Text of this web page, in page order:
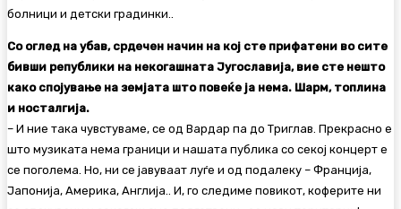
болници и детски градинки..
Со оглед на убав, срдечен начин на кој сте прифатени во сите
бивши републики на некогашната Југославија, вие сте нешто
како спојување на земјата што повеќе ја нема. Шарм, топлина
и носталгија.
– И ние така чувстуваме, се од Вардар па до Триглав. Прекрасно е
што музиката нема граници и нашата публика со секој концерт е
се поголема. Но, ни се јавуваат луѓе и од подалеку – Франција,
Јапонија, Америка, Англија.. И, го следиме повикот, коферите ни